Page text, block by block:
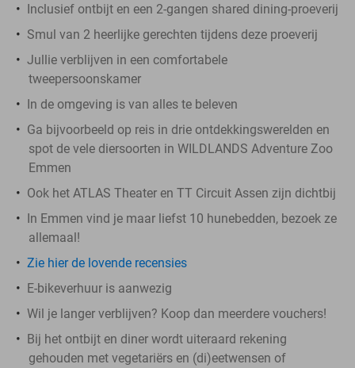
Inclusief ontbijt en een 2-gangen shared dining-proeverij
Smul van 2 heerlijke gerechten tijdens deze proeverij
Jullie verblijven in een comfortabele
tweepersoonskamer
In de omgeving is van alles te beleven
Ga bijvoorbeeld op reis in drie ontdekkingswerelden en
spot de vele diersoorten in WILDLANDS Adventure Zoo
Emmen
Ook het ATLAS Theater en TT Circuit Assen zijn dichtbij
In Emmen vind je maar liefst 10 hunebedden, bezoek ze
allemaal!
Zie hier de lovende recensies
E-bikeverhuur is aanwezig
Wil je langer verblijven? Koop dan meerdere vouchers!
Bij het ontbijt en diner wordt uiteraard rekening
gehouden met vegetariërs en (di)eetwensen of